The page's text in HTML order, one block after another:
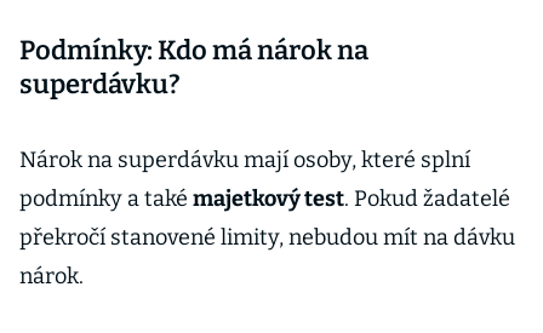
Podmínky: Kdo má nárok na
superdávku?
Nárok na superdávku mají osoby, které splní
podmínky a také majetkový test. Pokud žadatelé
překročí stanovené limity, nebudou mít na dávku
nárok.